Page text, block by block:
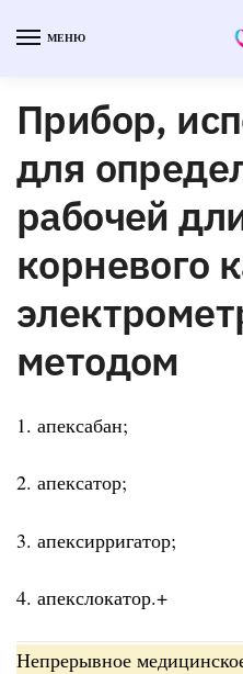
МЕНЮ
Прибор,
для
рабочей
корневого
методом
1. апексабан;
2. апексатор;
3. апексирригатор;
4. апекслокатор.+
Непрерывное